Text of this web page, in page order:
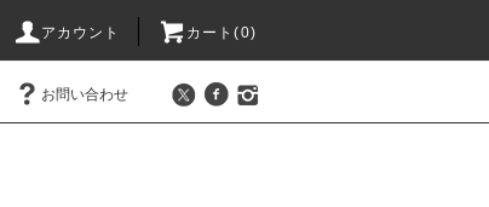
アカウント カート(0)
お問い合わせ